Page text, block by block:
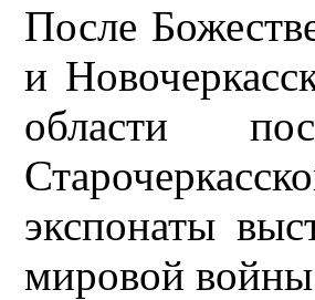
После
и
области
экспонаты
мировой